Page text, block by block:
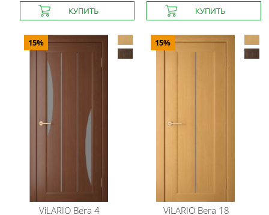
15%
ViLARIO Вега 4
15%
ViLARIOВега 18